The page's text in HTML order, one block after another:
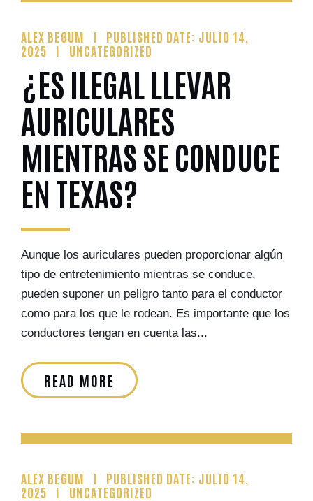
ALEX BEGUM
PUBLISHED DATE: JULIO 14,
2025
UNCATEGORIZED
¿ES ILEGAL LLEVAR
AURICULARES
MIENTRAS SE CONDUCE
EN TEXAS?
Aunque los auriculares pueden proporcionar algún
tipo de entretenimiento mientras se conduce,
pueden suponer un peligro tanto para el conductor
como para los que le rodean. Es importante que los
conductores tengan en cuenta las...
READ MORE
ALEX BEGUM
PUBLISHED DATE: JULIO 14,
2025
UNCATEGORIZED